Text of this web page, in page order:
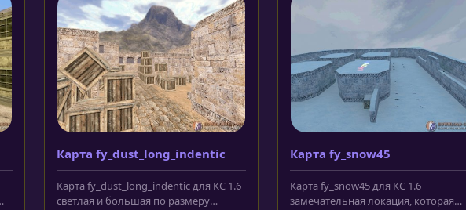
Карта fy_dust_long_indentic
Карта fy_dust_long_indentic для КС 1.6
светлая и большая по размеру
Карта fy_snow45
Карта fy_snow45 для КС 1.6
замечательная локация, которая